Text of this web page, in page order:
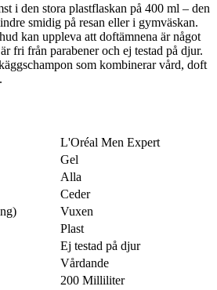
i den stora plastflaskan på 400 ml – den
smidig på resan eller i gymväskan.
kan uppleva att doftämnena är något
fri från parabener och ej testad på djur.
som kombinerar vård, doft
L'Oréal Men Expert
Gel
Alla
Ceder
Vuxen
Plast
Ej testad på djur
Vårdande
200 Milliliter